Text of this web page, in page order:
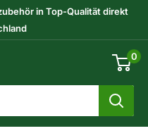
in Top-Qualität direkt
0